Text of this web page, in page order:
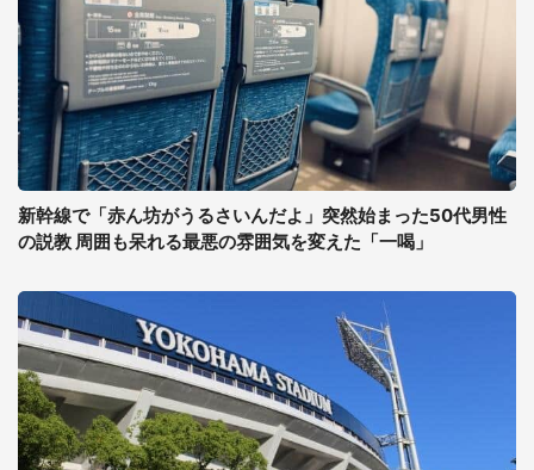
新幹線で「赤ん坊がうるさいんだよ」突然始まった50代男性
の説教 周囲も呆れる最悪の雰囲気を変えた「一喝」